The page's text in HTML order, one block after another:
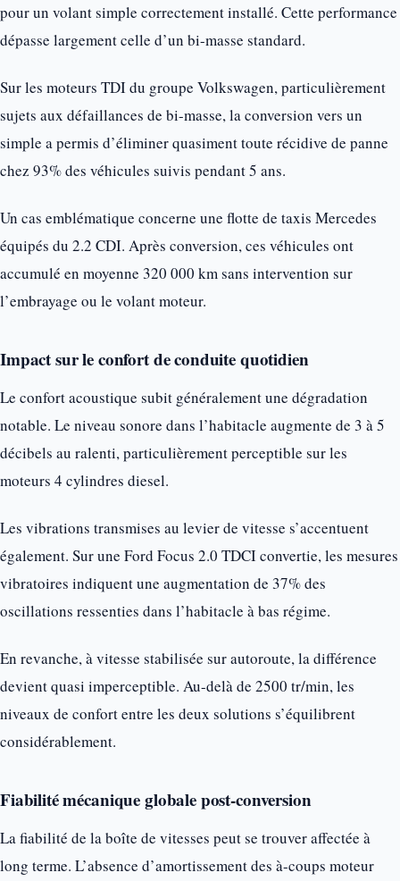
pour un volant simple correctement installé. Cette performance
dépasse largement celle d’un bi-masse standard.
Sur les moteurs TDI du groupe Volkswagen, particulièrement
sujets aux défaillances de bi-masse, la conversion vers un
simple a permis d’éliminer quasiment toute récidive de panne
chez 93% des véhicules suivis pendant 5 ans.
Un cas emblématique concerne une flotte de taxis Mercedes
équipés du 2.2 CDI. Après conversion, ces véhicules ont
accumulé en moyenne 320 000 km sans intervention sur
l’embrayage ou le volant moteur.
Impact sur le confort de conduite quotidien
Le confort acoustique subit généralement une dégradation
notable. Le niveau sonore dans l’habitacle augmente de 3 à 5
décibels au ralenti, particulièrement perceptible sur les
moteurs 4 cylindres diesel.
Les vibrations transmises au levier de vitesse s’accentuent
également. Sur une Ford Focus 2.0 TDCI convertie, les mesures
vibratoires indiquent une augmentation de 37% des
oscillations ressenties dans l’habitacle à bas régime.
En revanche, à vitesse stabilisée sur autoroute, la différence
devient quasi imperceptible. Au-delà de 2500 tr/min, les
niveaux de confort entre les deux solutions s’équilibrent
considérablement.
Fiabilité mécanique globale post-conversion
La fiabilité de la boîte de vitesses peut se trouver affectée à
long terme. L’absence d’amortissement des à-coups moteur